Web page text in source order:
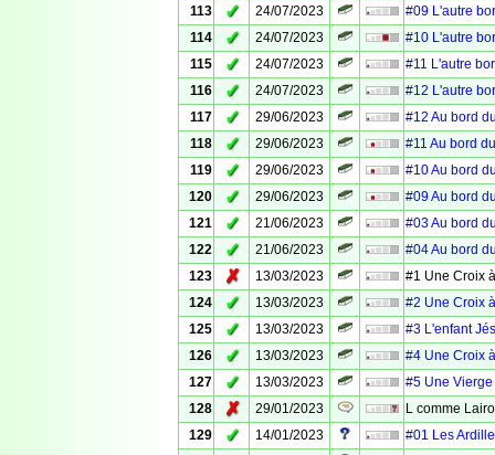
113
✓ 24/07/2023
#09 L'autre
114
✓ 24/07/2023
#10 L'autre
115
✓ 24/07/2023
#11 L'autre
116
✓ 24/07/2023
#12 L'autre
117
✓ 29/06/2023
#12 Au bord
118
✓ 29/06/2023
#11 Au bord
119
✓ 29/06/2023
#10 Au bord
120
✓ 29/06/2023
#09 Au bord
121
✓ 21/06/2023
#03 Au bord
122
✓ 21/06/2023
#04 Au bord
123
✗ 13/03/2023
#1 Une Croix
124
✓ 13/03/2023
#2 Une Croix
125
✓ 13/03/2023
#3 L'enfant
126
✓ 13/03/2023
#4 Une Croix
127
✓ 13/03/2023
#5 Une
128
✗ 29/01/2023
L comme
129
✓ 14/01/2023
#01 Les